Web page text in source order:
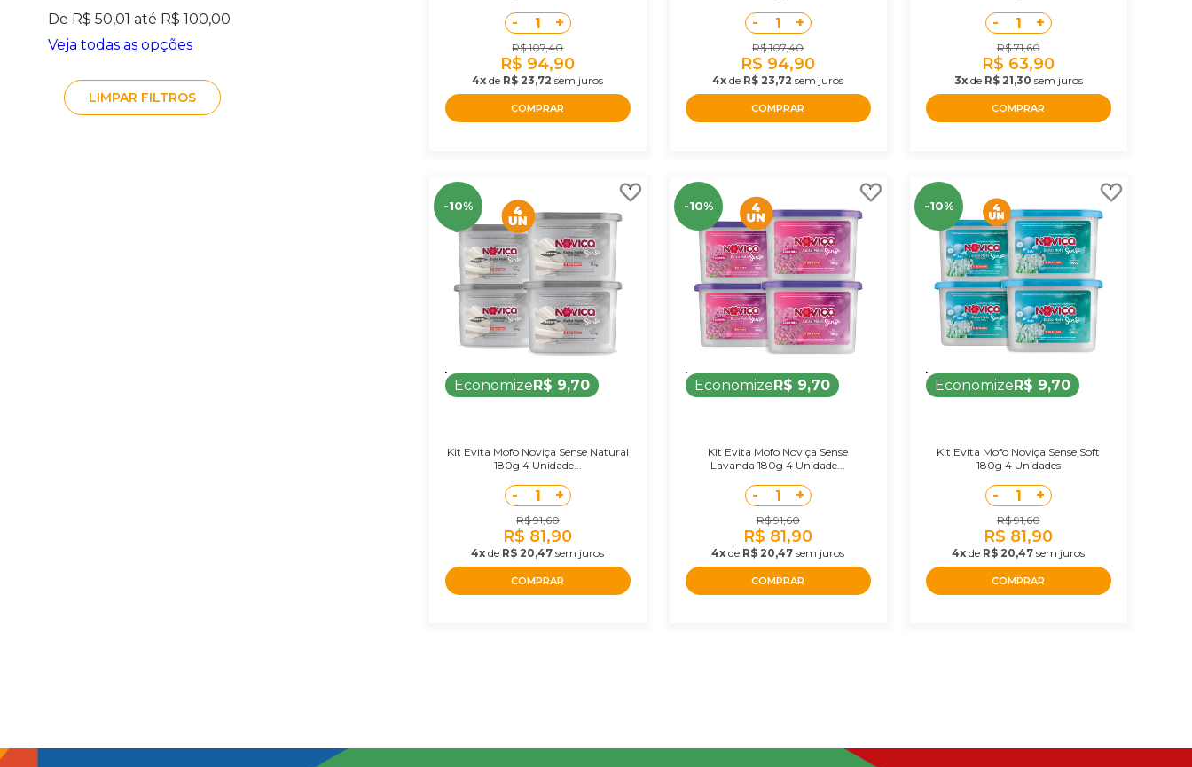
De R$ 50,01 até R$ 100,00
Veja todas as opções
LIMPAR FILTROS
- 1 +
R$ 107,40
R$ 94,90
4x de R$ 23,72 sem juros
COMPRAR
- 1 +
R$ 107,40
R$ 94,90
4x de R$ 23,72 sem juros
COMPRAR
- 1 +
R$ 71,60
R$ 63,90
3xde R$ 21,30 sem juros
COMPRAR
-10%
EconomizeR$ 9,70
Kit Evita Mofo Noviça Sense Natural
180g 4 Unidade...
- 1 +
R$ 91,60
R$ 81,90
4x de R$ 20,47 sem juros
COMPRAR
-10%
EconomizeR$ 9,70
Kit Evita Mofo Noviça Sense
Lavanda 180g 4 Unidade...
- 1 +
R$ 91,60
R$ 81,90
4x de R$ 20,47 sem juros
COMPRAR
-10%
EconomizeR$ 9,70
Kit Evita Mofo Noviça Sense Soft
180g 4 Unidades
- 1 +
R$ 91,60
R$ 81,90
4x de R$ 20,47 sem juros
COMPRAR